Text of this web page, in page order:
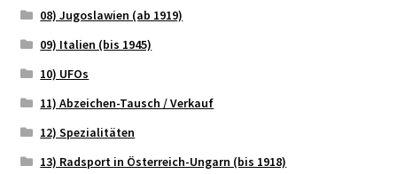
08) Jugoslawien (ab 1919)
09) Italien (bis 1945)
10) UFOs
11) Abzeichen-Tausch / Verkauf
12) Spezialitäten
13) Radsport in Österreich-Ungarn (bis 1918)